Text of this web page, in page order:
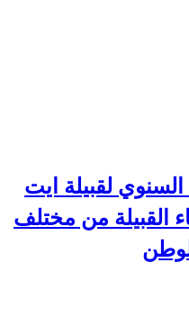
لقبيلة ايت
القبيلة من مختلف